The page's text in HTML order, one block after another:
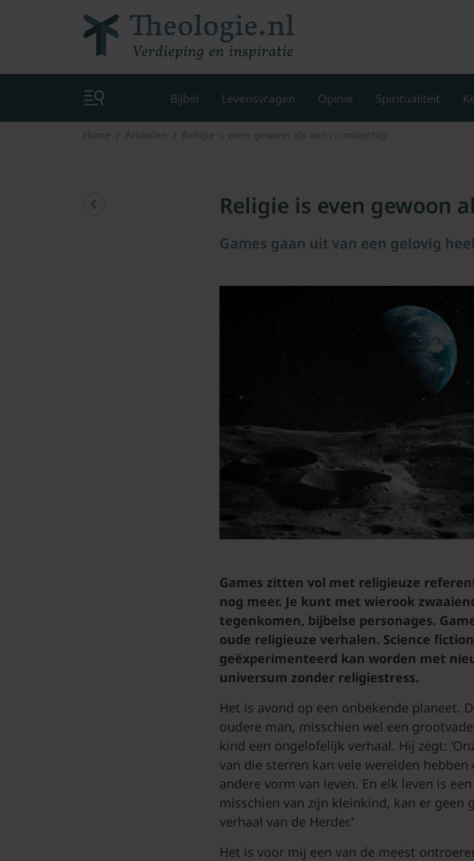
Bijbel Levensvragen Opinie Spiritualiteit
Home Artikelen Religie is even gewoon als een ruimteschip
Religie is even gewoon
Games gaan uit van een gelovig
Games zitten vol met religieuze
nog meer. Je kunt met wierook
tegenkomen, bijbelse personages.
oude religieuze verhalen. Science
geëxperimenteerd kan worden met
universum zonder religiestress.
Het is avond op een onbekende planeet.
oudere man, misschien wel een
kind een ongelofelijk verhaal. Hij zegt:
van die sterren kan vele werelden
andere vorm van leven. En elk leven is
misschien van zijn kleinkind, kan er geen
verhaal van de Herder.’
Het is voor mij een van de meest